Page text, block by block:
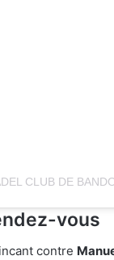
vous
contre